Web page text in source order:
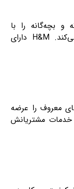
و بچه‌گانه را با
H&M دارای
معروف را عرضه
خدمات مشتریانش